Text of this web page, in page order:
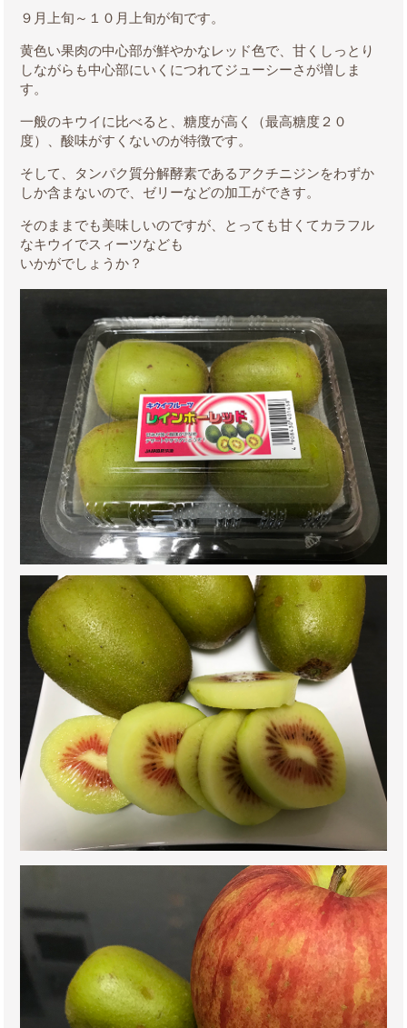
９月上旬～１０月上旬が旬です。
黄色い果肉の中心部が鮮やかなレッド色で、甘くしっとり
しながらも中心部にいくにつれてジューシーさが増しま
す。
一般のキウイに比べると、糖度が高く（最高糖度２０
度）、酸味がすくないのが特徴です。
そして、タンパク質分解酵素であるアクチニジンをわずか
しか含まないので、ゼリーなどの加工ができす。
そのままでも美味しいのですが、とっても甘くてカラフル
なキウイでスィーツなども
いかがでしょうか？